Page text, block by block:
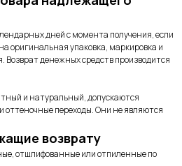
дней с момента получения, если
оригинальная упаковка, маркировка и
денежных средств производится
и натуральный, допускаются
оттеночные переходы. Они не являются
возврату
отшлифованные или отпиленные по